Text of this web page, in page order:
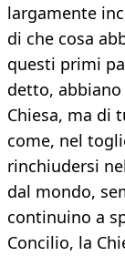
largamente
di che cosa
questi primi
detto,
Chiesa, ma di
come, nel
rinchiudersi
dal mondo,
continuino a
Concilio, la